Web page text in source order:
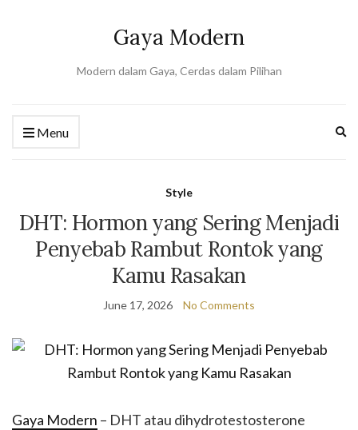
Gaya Modern
Modern dalam Gaya, Cerdas dalam Pilihan
Menu
Style
DHT: Hormon yang Sering Menjadi
Penyebab Rambut Rontok yang
Kamu Rasakan
June 17, 2026 No Comments
Gaya Modern – DHT atau dihydrotestosterone